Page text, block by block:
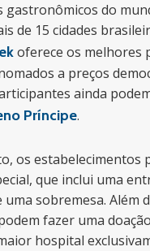
gastronômicos do
de 15 cidades
oferece os melhores
a preços
ainda
Príncipe.
os estabelecimentos
que inclui uma
sobremesa. Além
fazer uma
hospital